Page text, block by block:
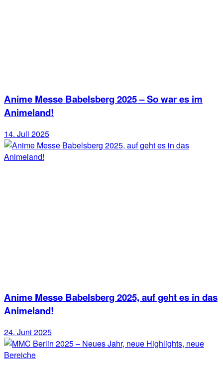
Anime Messe Babelsberg 2025 – So war es im
Animeland!
14. Juli 2025
Anime Messe Babelsberg 2025, auf geht es in das
Animeland!
24. Juni 2025